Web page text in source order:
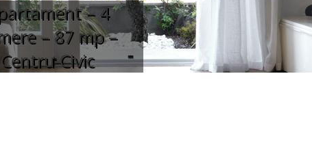
– 4
– 87 mp –
Centru Civic